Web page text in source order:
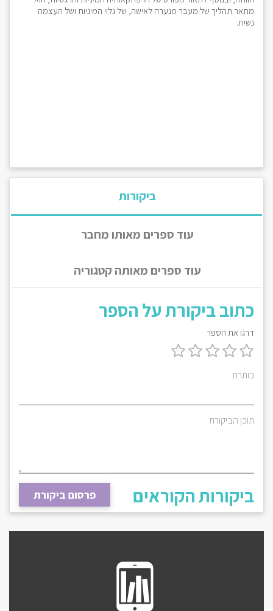
מתאר תהליך של מעבר מנערה לאישה, של גלוי המיניות ושל העַצמה
נשית.
ביקורות
עוד ספרים מאותו מחבר
עוד ספרים מאותה קטגוריה
כתוב ביקורת על הספר
דרגו את הספר
כותרת
תוכן הביקורת
פרסום ביקורת ביקורות הקוראים